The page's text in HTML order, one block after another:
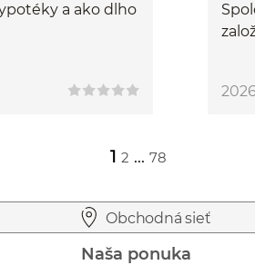
a ako dlho
1 2 ... 78
Obchodná sieť
Naša ponuka